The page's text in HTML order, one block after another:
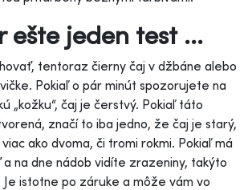
ešte jeden test ...
tentoraz čierny čaj v džbáne alebo
Pokiaľ o pár minút spozorujete na
„kožku“, čaj je čerstvý. Pokiaľ táto
značí to iba jedno, že čaj je starý,
ako dvoma, či tromi rokmi. Pokiaľ má
na dne nádob vidíte zrazeniny, takýto
istotne po záruke a môže vám vo